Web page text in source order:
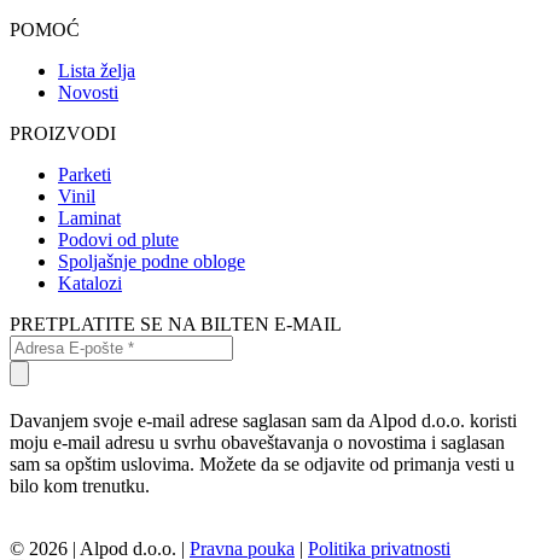
POMOĆ
Lista želja
Novosti
PROIZVODI
Parketi
Vinil
Laminat
Podovi od plute
Spoljašnje podne obloge
Katalozi
PRETPLATITE SE NA BILTEN E-MAIL
Davanjem svoje e-mail adrese saglasan sam da Alpod d.o.o. koristi
moju e-mail adresu u svrhu obaveštavanja o novostima i saglasan
sam sa opštim uslovima. Možete da se odjavite od primanja vesti u
bilo kom trenutku.
© 2026 | Alpod d.o.o. | Pravna pouka | Politika privatnosti